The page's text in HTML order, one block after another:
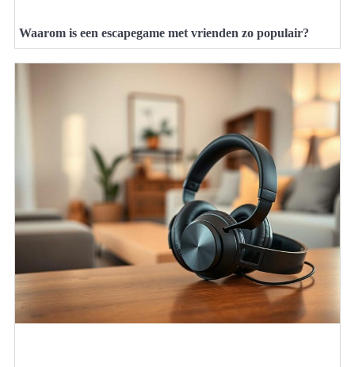
Waarom is een escapegame met vrienden zo populair?